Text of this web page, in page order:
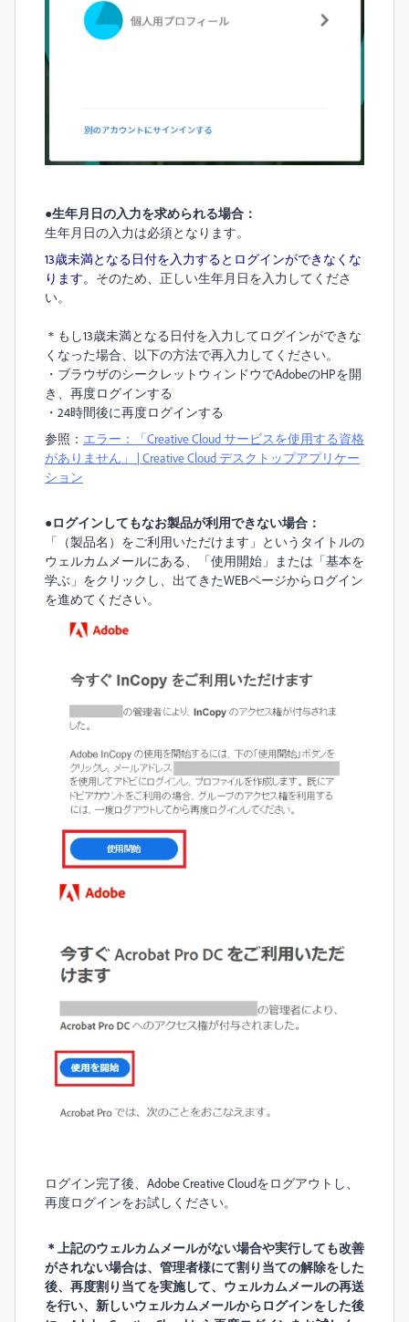
●生年月日の入力を求められる場合：
生年月日の入力は必須となります。
13歳未満となる日付を入力するとログインができなくな
ります。 そのため、 正しい生年月日を入力してくださ
い。
＊もし13歳未満となる日付を入力してログインができな
くなった場合、以下の方法で再入力してください。
・ブラウザのシークレットウィンドウでAdobeのHPを開
き、再度ログインする
・24時間後に再度ログインする
参照： エラー：「Creative Cloud サービスを使用する資格
がありません」 | Creative Cloud デスクトップアプリケー
ション
●ログインしてもなお製品が利用できない場合：
「（製品名）をご利用いただけます」というタイトルの
ウェルカムメールにある、「使用開始」または「基本を
学ぶ」をクリックし、出てきたWEBページからログイン
を進めてください。
ログイン完了後、Adobe Creative Cloudをログアウトし、
再度ログインをお試しください。
＊上記のウェルカムメールがない場合や実行しても改善
がされない場合は、管理者様にて割り当ての解除をした
後、再度割り当てを実施して、ウェルカムメールの再送
を行い、新しいウェルカムメールからログインをした後